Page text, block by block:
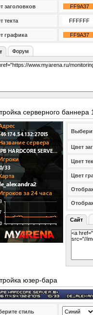
заголовков
текта
графика
Форум
серверного баннера
Цвет
Цвет
Цвет
Сайт
юзер-бара
стиль